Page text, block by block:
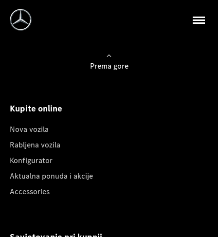
Prema gore
Kupite online
Nova vozila
Rabljena vozila
Konfigurator
Aktualna ponuda i akcije
Accessories